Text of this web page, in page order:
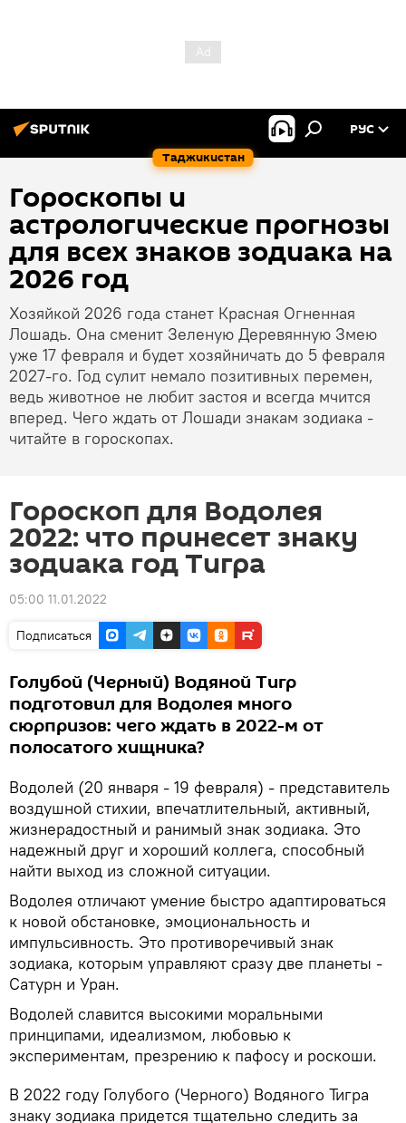
Таджикистан
РУС
Гороскопы и
астрологические прогнозы
для всех знаков зодиака на
2026 год
Хозяйкой 2026 года станет Красная Огненная
Лошадь. Она сменит Зеленую Деревянную Змею
уже 17 февраля и будет хозяйничать до 5 февраля
2027-го. Год сулит немало позитивных перемен,
ведь животное не любит застоя и всегда мчится
вперед. Чего ждать от Лошади знакам зодиака -
читайте в гороскопах.
Гороскоп для Водолея
2022: что принесет знаку
зодиака год Тигра
05:00 11.01.2022
Подписаться
Голубой (Черный) Водяной Тигр
подготовил для Водолея много
сюрпризов: чего ждать в 2022-м от
полосатого хищника?
Водолей (20 января - 19 февраля) - представитель
воздушной стихии, впечатлительный, активный,
жизнерадостный и ранимый знак зодиака. Это
надежный друг и хороший коллега, способный
найти выход из сложной ситуации.
Водолея отличают умение быстро адаптироваться
к новой обстановке, эмоциональность и
импульсивность. Это противоречивый знак
зодиака, которым управляют сразу две планеты -
Сатурн и Уран.
Водолей славится высокими моральными
принципами, идеализмом, любовью к
экспериментам, презрению к пафосу и роскоши.
В 2022 году Голубого (Черного) Водяного Тигра
знаку зодиака придется тщательно следить за